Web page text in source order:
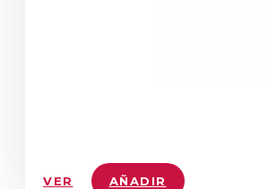
VER AÑADIR